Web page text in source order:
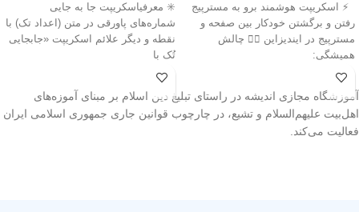
⚡ اسکریپت هوشمند برو به مسترپیج
رفتن و برگشتن خودکار بین صفحه و
مسترپیج در ایندیزاین 😵‍💫 چالش
همیشگی:
✳️ معرفیاسکریپت جا به جایی
شماره‌های پاورقی در متن (اعداد تک) با
نقطه و دیگر علائم اسکریپت «جابجایی
تُک با
آموزشگاه مجازی اندیشه در راستای تبلیغ دین اسلام بر مبنای آموزه‌های
اهل‌بیت علیهم‌السلام و تشیع، در چارچوب قوانین جاری جمهوری اسلامی ایران
فعالیت می‌کند.